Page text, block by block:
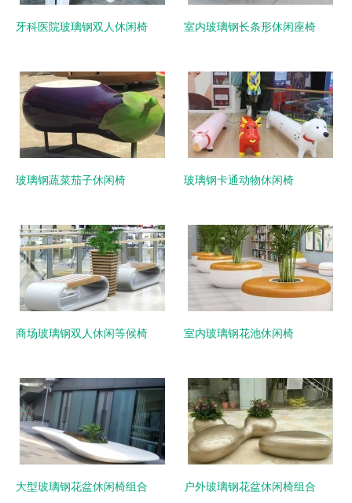
牙科医院玻璃钢双人休闲椅 室内玻璃钢长条形休闲座椅
玻璃钢蔬菜茄子休闲椅 玻璃钢卡通动物休闲椅
商场玻璃钢双人休闲等候椅 室内玻璃钢花池休闲椅
大型玻璃钢花盆休闲椅组合 户外玻璃钢花盆休闲椅组合